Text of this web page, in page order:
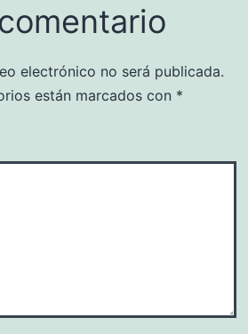
electrónico no será publicada.
están marcados con *